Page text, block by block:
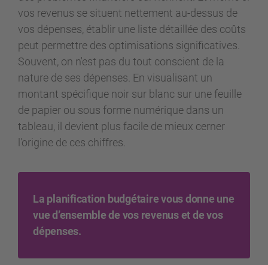
vos revenus se situent nettement au-dessus de
vos dépenses, établir une liste détaillée des coûts
peut permettre des optimisations significatives.
Souvent, on n'est pas du tout conscient de la
nature de ses dépenses. En visualisant un
montant spécifique noir sur blanc sur une feuille
de papier ou sous forme numérique dans un
tableau, il devient plus facile de mieux cerner
l'origine de ces chiffres.
La planification budgétaire vous donne une
vue d’ensemble de vos revenus et de vos
dépenses.